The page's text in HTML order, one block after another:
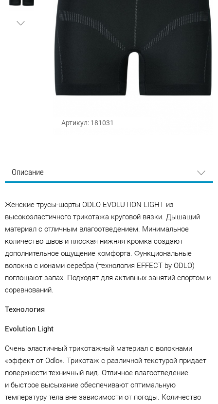
Артикул: 181031
Описание
Женские трусы-шорты ODLO EVOLUTION LIGHT из
высокоэластичного трикотажа круговой вязки. Дышащий
материал с отличным влагоотведением. Минимальное
количество швов и плоская нижняя кромка создают
дополнительное ощущение комфорта. Функциональные
волокна с ионами серебра (технология EFFECT by ODLO)
поглощают запах. Подходят для активных занятий спортом и
соревнований.
Технология
Evolution Light
Очень эластичный трикотажный материал с волокнами
«эффект от Odlo». Трикотаж с различной текстурой придает
поверхности техничный вид. Отличное влагоотведение
и быстрое высыхание обеспечивают оптимальную
температуру тела вне зависимости от погоды. Количество